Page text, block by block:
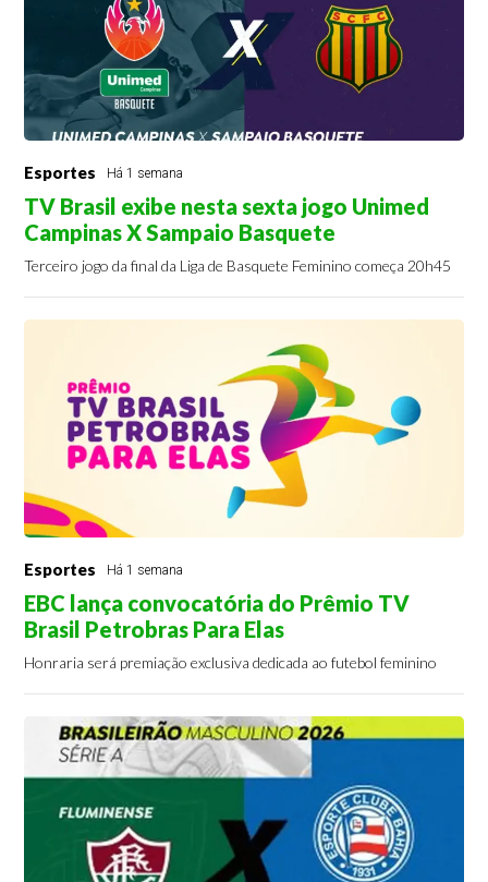
Esportes Há 1 semana
TV Brasil exibe nesta sexta jogo Unimed
Campinas X Sampaio Basquete
Terceiro jogo da final da Liga de Basquete Feminino começa 20h45
Esportes Há 1 semana
EBC lança convocatória do Prêmio TV
Brasil Petrobras Para Elas
Honraria será premiação exclusiva dedicada ao futebol feminino